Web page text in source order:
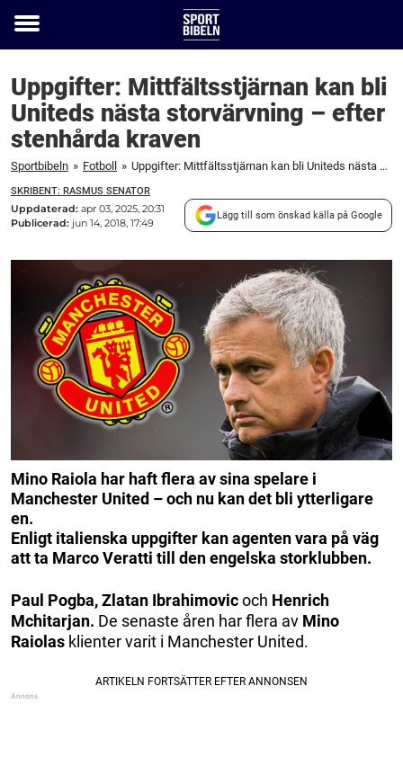
Toggle
Uppgifter: Mittfältsstjärnan kan bli
Uniteds nästa storvärvning – efter
stenhårda kraven
Sportbibeln » Fotboll » Uppgifter: Mittfältsstjärnan kan bli Uniteds nästa storvärvning – efter stenhårda kraven
SKRIBENT: RASMUS SENATOR
Uppdaterad: apr 03, 2025, 20:31
Publicerad: jun 14, 2018, 17:49
Lägg till som önskad källa på Google
Mino Raiola har haft flera av sina spelare i
Manchester United – och nu kan det bli ytterligare
en.
Enligt italienska uppgifter kan agenten vara på väg
att ta Marco Veratti till den engelska storklubben.
Paul Pogba, Zlatan Ibrahimovicoch Henrich
Mchitarjan. De senaste åren har flera av Mino
Raiolas klienter varit i Manchester United.